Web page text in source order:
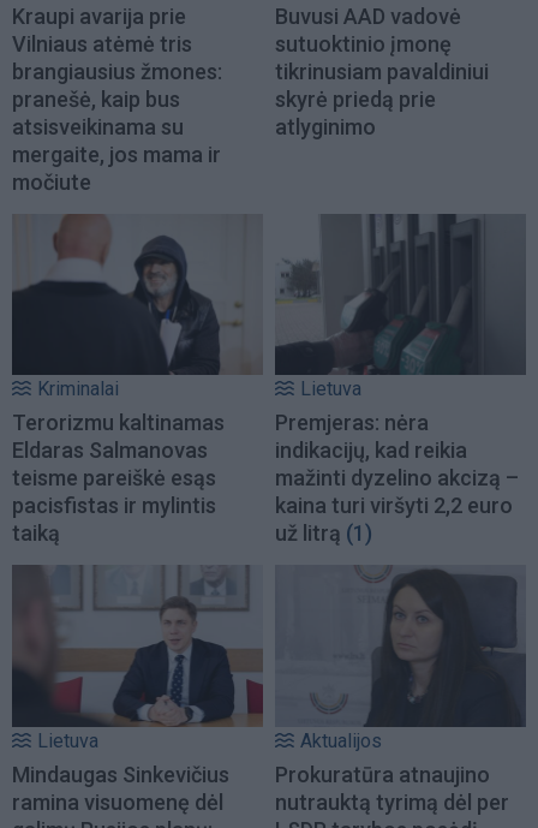
Kraupi avarija prie
Vilniaus atėmė tris
brangiausius žmones:
pranešė, kaip bus
atsisveikinama su
mergaite, jos mama ir
močiute
Buvusi AAD vadovė
sutuoktinio įmonę
tikrinusiam pavaldiniui
skyrė priedą prie
atlyginimo
Kriminalai
Terorizmu kaltinamas
Eldaras Salmanovas
teisme pareiškė esąs
pacisfistas ir mylintis
taiką
Lietuva
Premjeras: nėra
indikacijų, kad reikia
mažinti dyzelino akcizą –
kaina turi viršyti 2,2 euro
už litrą (1)
Lietuva
Mindaugas Sinkevičius
ramina visuomenę dėl
Aktualijos
Prokuratūra atnaujino
nutrauktą tyrimą dėl per